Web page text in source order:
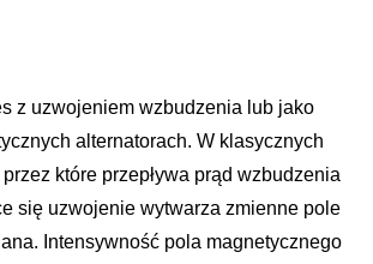
z uzwojeniem wzbudzenia lub jako
alternatorach. W klasycznych
które przepływa prąd wzbudzenia
się uzwojenie wytwarza zmienne pole
Intensywność pola magnetycznego